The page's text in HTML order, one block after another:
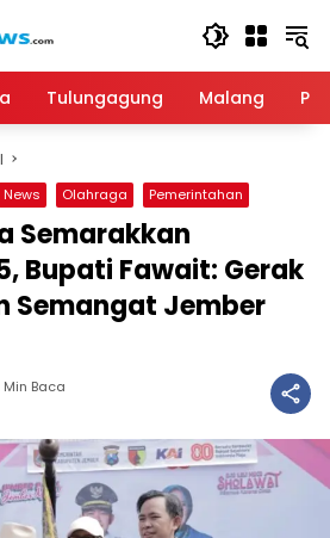
Tulungagung Malang
News Olahraga Pemerintahan
Semarakkan
Bupati Fawait: Gerak
Semangat Jember
Min Baca